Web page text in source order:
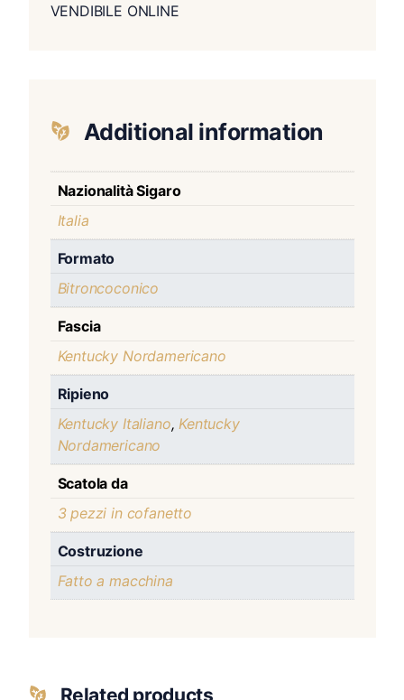
VENDIBILE ONLINE
Additional information
Nazionalità Sigaro
Italia
Formato
Bitroncoconico
Fascia
Kentucky Nordamericano
Ripieno
Kentucky Italiano,Kentucky
Nordamericano
Scatola da
3 pezzi in cofanetto
Costruzione
Fatto a macchina
Related products